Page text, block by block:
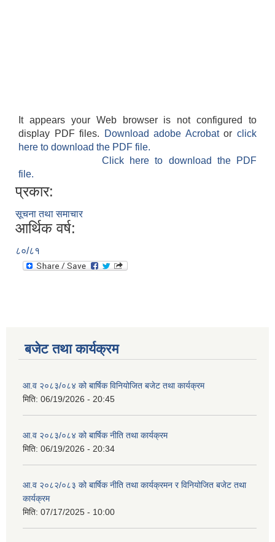
It appears your Web browser is not configured to
display PDF files.
Download adobe Acrobatorclick
here to download the PDF file.
Click here to download the PDF
file.
प्रकार:
सूचना तथा समाचार
आर्थिक वर्ष:
८०/८१
बजेट तथा कार्यक्रम
आ.व २०८३/०८४ को बार्षिक विनियोजित बजेट तथा कार्यक्रम
मिति: 06/19/2026 - 20:45
आ.व २०८३/०८४ को बार्षिक नीति तथा कार्यक्रम
मिति: 06/19/2026 - 20:34
आ.व २०८२/०८३ को बार्षिक नीति तथा कार्यक्रमन र विनियोजित बजेट तथा
कार्यक्रम
मिति: 07/17/2025 - 10:00